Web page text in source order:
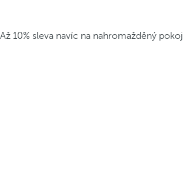
Až 10% sleva navíc na nahromažděný pokoj